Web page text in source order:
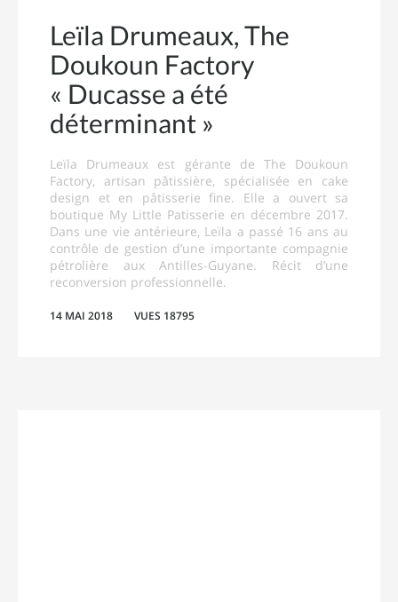
Leïla Drumeaux, The
Doukoun Factory
« Ducasse a été
déterminant »
Leïla Drumeaux est gérante de The Doukoun
Factory, artisan pâtissière, spécialisée en cake
design et en pâtisserie fine. Elle a ouvert sa
boutique My Little Patisserie en décembre 2017.
Dans une vie antérieure, Leïla a passé 16 ans au
contrôle de gestion d’une importante compagnie
pétrolière aux Antilles-Guyane. Récit d’une
reconversion professionnelle.
14 MAI 2018 VUES 18795